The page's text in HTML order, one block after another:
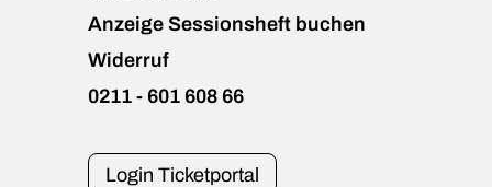
Anzeige Sessionsheft buchen
Widerruf
0211 - 601 608 66
Login Ticketportal